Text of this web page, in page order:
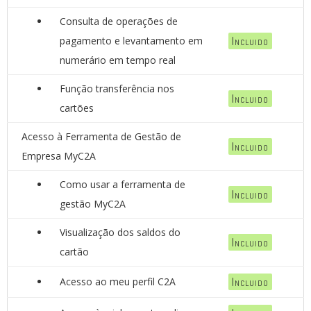
Consulta de operações de
pagamento e levantamento em
numerário em tempo real
Incluido
Função transferência nos
cartões
Incluido
Acesso à Ferramenta de Gestão de
Empresa MyC2A
Incluido
Como usar a ferramenta de
gestão MyC2A
Incluido
Visualização dos saldos do
cartão
Incluido
Acesso ao meu perfil C2A Incluido